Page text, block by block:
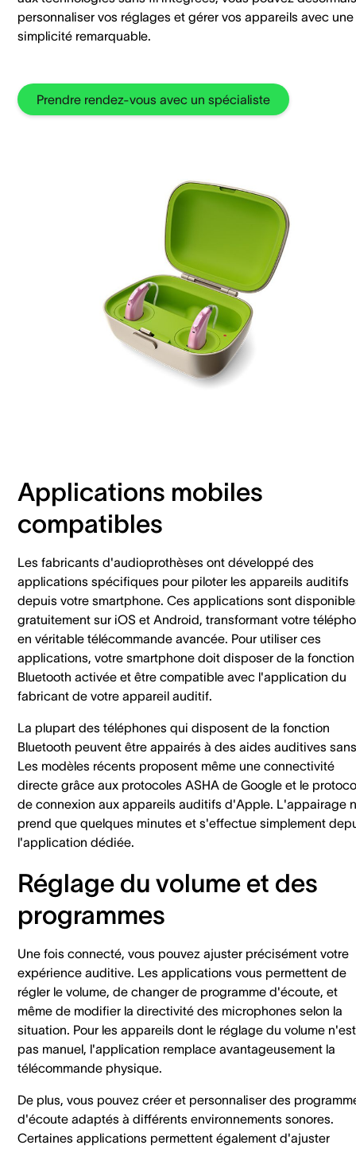
personnaliser vos réglages et gérer vos appareils avec une
simplicité remarquable.
Prendre rendez-vous avec un spécialiste
Applications mobiles
compatibles
Les fabricants d'audioprothèses ont développé des
applications spécifiques pour piloter les appareils auditifs
depuis votre smartphone. Ces applications sont
gratuitement sur iOS et Android, transformant votre
en véritable télécommande avancée. Pour utiliser ces
applications, votre smartphone doit disposer de la fonction
Bluetooth activée et être compatible avec l'application du
fabricant de votre appareil auditif.
La plupart des téléphones qui disposent de la fonction
Bluetooth peuvent être appairés à des aides auditives
Les modèles récents proposent même une connectivité
directe grâce aux protocoles ASHA de Google et le
de connexion aux appareils auditifs d'Apple. L'appairage
prend que quelques minutes et s'effectue simplement
l'application dédiée.
Réglage du volume et des
programmes
Une fois connecté, vous pouvez ajuster précisément votre
expérience auditive. Les applications vous permettent de
régler le volume, de changer de programme d'écoute, et
même de modifier la directivité des microphones selon la
situation. Pour les appareils dont le réglage du volume n'est
pas manuel, l'application remplace avantageusement la
télécommande physique.
De plus, vous pouvez créer et personnaliser des
d'écoute adaptés à différents environnements sonores.
Certaines applications permettent également d'ajuster